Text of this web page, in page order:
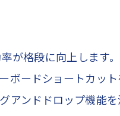
が格段に向上します
ボードショートカッ
アンドドロップ機能